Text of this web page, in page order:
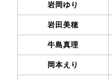
岩岡ゆり
岩田美穂
牛島真理
岡本えり